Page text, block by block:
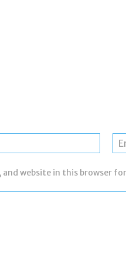
Name:*
and website in this browser